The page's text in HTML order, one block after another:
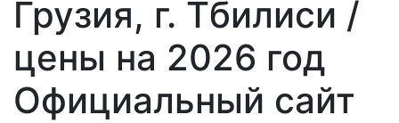
Грузия, г. Тбилиси /
цены на 2026 год
Официальный сайт